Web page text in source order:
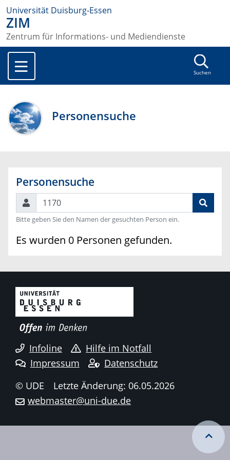
Universität Duisburg-Essen
ZIM
Zentrum für Informations- und Mediendienste
Suchen
Personensuche
Personensuche
Suchen
Bitte geben Sie den Namen der gesuchten Person ein.
Es wurden 0 Personen gefunden.
Infoline
Hilfe im Notfall
Impressum
Datenschutz
© UDE
Letzte Änderung: 06.05.2026
webmaster@uni-due.de